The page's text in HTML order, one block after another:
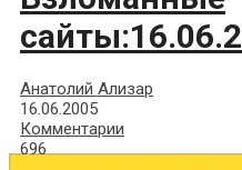
Анатолий Ализар
16.06.2005
Комментарии
696